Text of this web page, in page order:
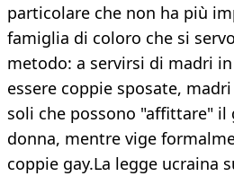
particolare che non ha più
famiglia di coloro che si
metodo: a servirsi di madri
essere coppie sposate,
soli che possono "affittare" il
donna, mentre vige
coppie gay.La legge ucraina